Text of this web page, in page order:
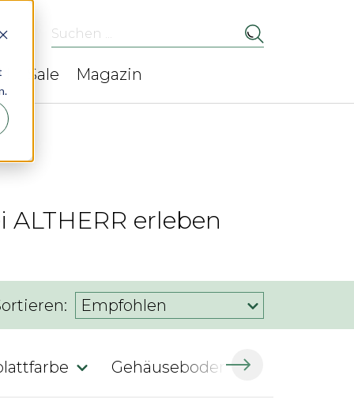
Suchen ...
Sale Magazin
erleben
Empfohlen
Gehäuseboden